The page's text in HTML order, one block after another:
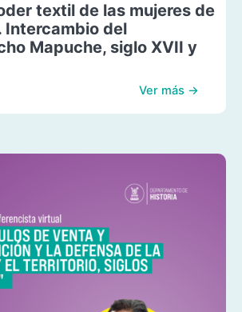
textil de las mujeres de
Intercambio del
Mapuche, siglo XVII y
Ver más →